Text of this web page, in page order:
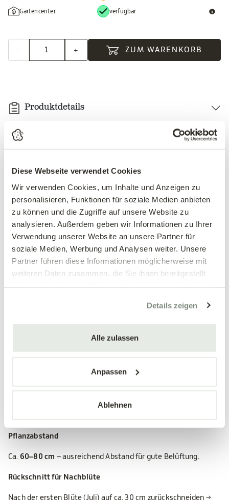
Diese Webseite verwendet Cookies
Wir verwenden Cookies, um Inhalte und Anzeigen zu
personalisieren, Funktionen für soziale Medien anbieten
zu können und die Zugriffe auf unsere Website zu
analysieren. Außerdem geben wir Informationen zu Ihrer
Verwendung unserer Website an unsere Partner für
soziale Medien, Werbung und Analysen weiter. Unsere
Partner führen diese Informationen möglicherweise mit
weiteren Daten zusammen, die Sie ihnen bereitgestellt
Details zeigen
Alle zulassen
Anpassen
Ablehnen
Gartencenter verfügbar
- + ZUM WARENKORB
Produktdetails
Alle Pflanzenteile sind giftig– Kinder und Haustiere
fernhalten.
Gartenkonzepten, als leuchtender Kontrast zu dunklem Laub
Als Schnittblume für große Arrangements und
Bei 180 cm Wuchshöhe unbedingt bereits beim Pflanzen einen
Pflanzabstand
Ca. 60–80 cm – ausreichend Abstand für gute Belüftung.
Rückschnitt für Nachblüte
Nach der ersten Blüte (Juli) auf ca. 30 cm zurückschneiden →